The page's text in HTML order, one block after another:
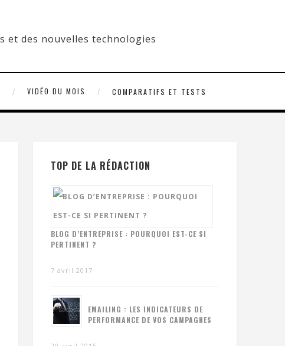
VIDÉO DU MOIS COMPARATIFS ET TESTS
TOP DE LA RÉDACTION
BLOG D’ENTREPRISE : POURQUOI EST-CE SI
PERTINENT ?
7 avril 2017
EMAILING : LES INDICATEURS DE
PERFORMANCE DE VOS CAMPAGNES